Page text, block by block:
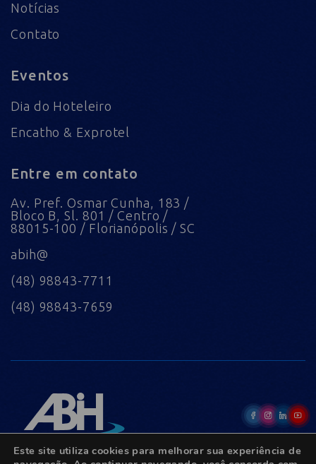
Notícias
Contato
Eventos
Dia do Hoteleiro
Encatho & Exprotel
Entre em contato
Av. Pref. Osmar Cunha, 183 /
Bloco B, Sl. 801 / Centro /
88015-100 / Florianópolis / SC
abih@
(48) 98843-7711
(48) 98843-7659
Este site utiliza cookies para melhorar sua experiência de